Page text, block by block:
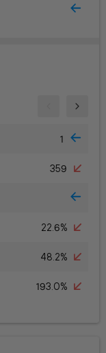
1
359
22.6%
48.2%
193.0%